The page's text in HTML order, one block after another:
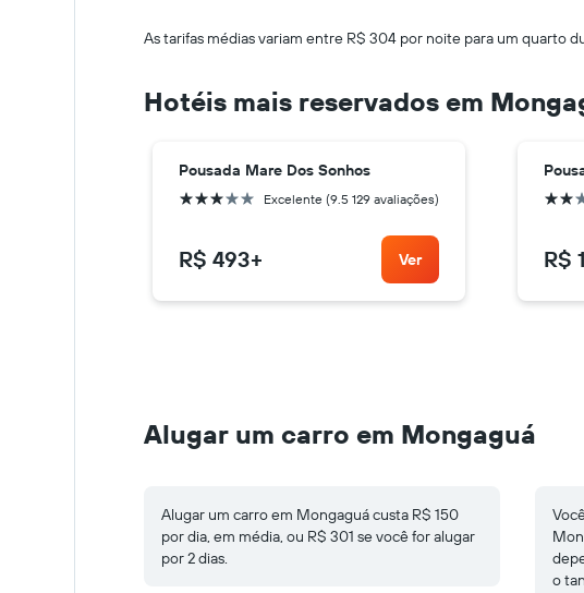
As tarifas médias variam entre R$ 304 por noite para um quarto
Hotéis mais reservados em
Pousada Mare Dos Sonhos
3 estrelas Excelente (9.5 129 avaliações)
R$ 493+ Ver
2
R$
Alugar um carro em Mongaguá
Alugar um carro em Mongaguá custa R$ 150
por dia, em média, ou R$ 301 se você for alugar
por 2 dias.
o